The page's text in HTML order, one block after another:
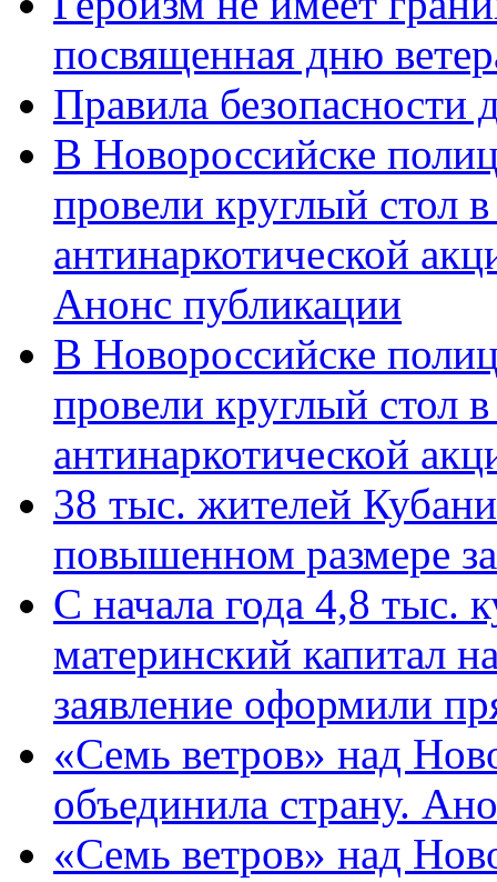
посвященная дню
Правила безопасности
В Новороссийске
провели круглый стол
антинаркотической
Анонс публикации
В Новороссийске
провели круглый стол
антинаркотической
38 тыс. жителей
повышенном размере
С начала года 4,8 тыс.
материнский капитал
заявление оформили
«Семь ветров» над
объединила страну.
«Семь ветров» над